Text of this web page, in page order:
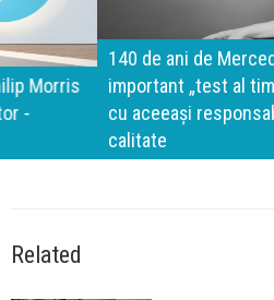
140 de ani de Mercedes-Benz.
important „test al timpului” este
cu aceeași responsabilitate față
Related